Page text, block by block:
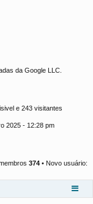
da Google LLC.
e 243 visitantes
2025 - 12:28 pm
374 • Novo usuário: